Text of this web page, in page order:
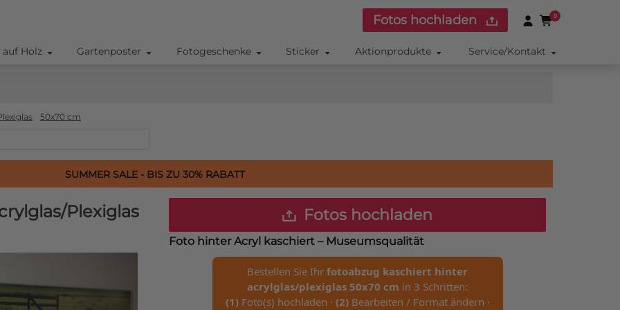
Fotos hochladen 0
Holz Gartenposter Fotogeschenke Sticker Aktionprodukte Service/Kontakt
50x70 cm
SUMMER SALE - BIS ZU 30% RABATT
Plexiglas Fotos hochladen
Foto hinter Acryl kaschiert – Museumsqualität
Bestellen Sie Ihr fotoabzug kaschiert hinter
acrylglas/plexiglas 50x70 cm in 3 Schritten:
(1)Foto(s) hochladen · (2)Bearbeiten / Format ändern ·